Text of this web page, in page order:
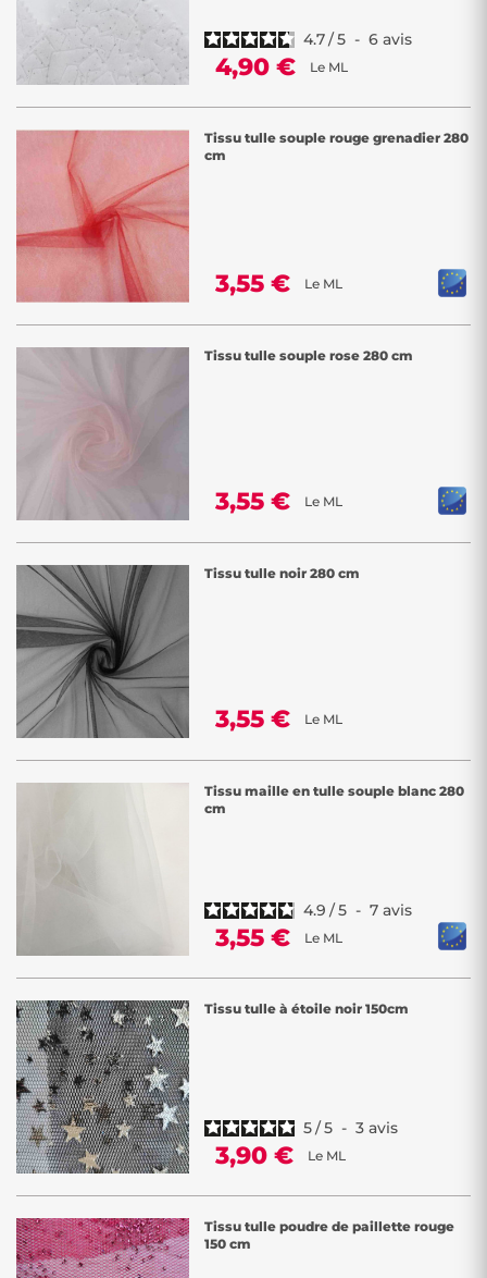
4.7/5 - 6 avis
4,90 € Le ML
Tissu tulle souple rouge grenadier 280
cm
3,55 € Le ML
Tissu tulle souple rose 280 cm
3,55 € Le ML
Tissu tulle noir 280 cm
3,55 € Le ML
Tissu maille en tulle souple blanc 280
cm
4.9 /5 - 7 avis
3,55 € Le ML
Tissu tulle à étoile noir 150cm
5/5 - 3 avis
3,90 € Le ML
Tissu tulle poudre de paillette rouge
150 cm